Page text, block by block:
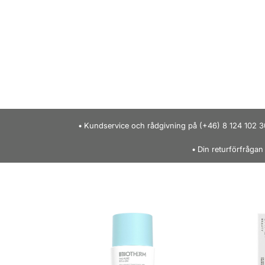
Kundservice och rådgivning på (+46) 8 124 102
Din returförfrågan